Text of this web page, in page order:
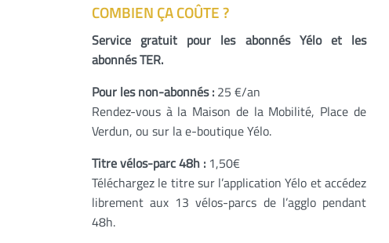
COMBIEN ÇA COÛTE ?
Service gratuit pour les abonnés Yélo et les
abonnés TER.
Pour les non-abonnés : 25 €/an
Rendez-vous à la Maison de la Mobilité, Place de
Verdun, ou sur la e-boutique Yélo.
Titre vélos-parc 48h : 1,50€
Téléchargez le titre sur l’application Yélo et accédez
librement aux 13 vélos-parcs de l’agglo pendant
48h.